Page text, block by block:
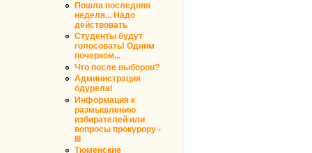
Пошла последняя
неделя... Надо
действовать
Студенты будут
голосовать! Одним
почерком...
Что после выборов?
Администрация
одурела!
Информация к
размышлению
избирателей или
вопросы прокурору -
III
Тюменские